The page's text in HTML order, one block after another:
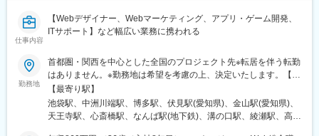
仕事内容
【Webデザイナー、Webマーケティング、アプリ・ゲーム開発、
ITサポート】など幅広い業務に携われる
勤務地
首都圏・関西を中心とした全国のプロジェクト先※転居を伴う転勤
はありません。※勤務地は希望を考慮の上、決定いたします。【本
社】東京都豊島区東池袋 1-9-6 ヒトコムJobビル＜アクセス＞
JR・私鉄・メトロ各線「池袋駅」より徒歩5分
【最寄り駅】
池袋駅、中洲川端駅、博多駅、伏見駅(愛知県)、金山駅(愛知県)、
天王寺駅、心斎橋駅、なんば駅(地下鉄)、溝の口駅、綾瀬駅、高田